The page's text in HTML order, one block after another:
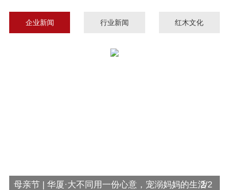
企业新闻 行业新闻 红木文化
厦·大不同 | 红木整装，藏着匠人对生活最深的告白
1/2 母亲